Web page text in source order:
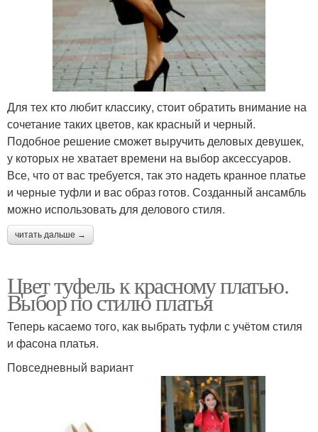
Для тех кто любит классику, стоит обратить внимание на
сочетание таких цветов, как красный и черный.
Подобное решение сможет выручить деловых девушек,
у которых не хватает времени на выбор аксессуаров.
Все, что от вас требуется, так это надеть кранное платье
и черные туфли и вас образ готов. Созданный ансамбль
можно использовать для делового стиля.
читать дальше →
Цвет туфель к красному платью.
Выбор по стилю платья
Теперь касаемо того, как выбрать туфли с учётом стиля
и фасона платья.
Повседневный вариант